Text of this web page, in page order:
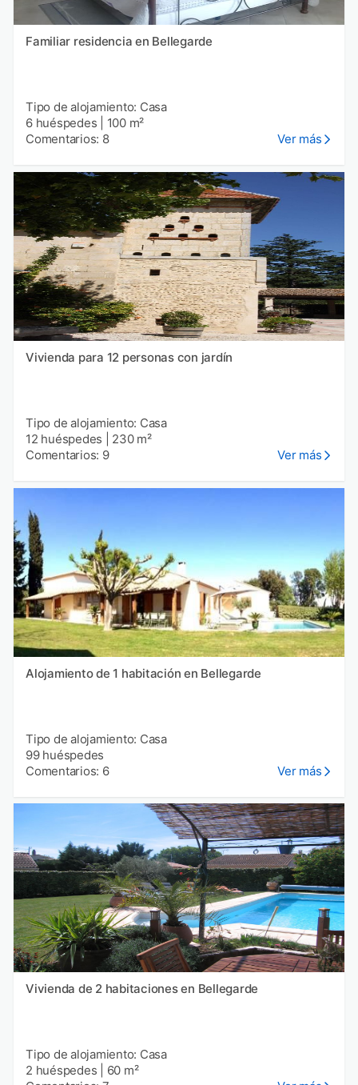
Familiar residencia en Bellegarde
Tipo de alojamiento: Casa
6 huéspedes
100 m²
Comentarios: 8
Ver más
Vivienda para 12 personas con jardín
Tipo de alojamiento: Casa
12 huéspedes
230 m²
Comentarios: 9
Ver más
Alojamiento de 1 habitación en Bellegarde
Tipo de alojamiento: Casa
99 huéspedes
Comentarios: 6
Ver más
Vivienda de 2 habitaciones en Bellegarde
Tipo de alojamiento: Casa
2 huéspedes
60 m²